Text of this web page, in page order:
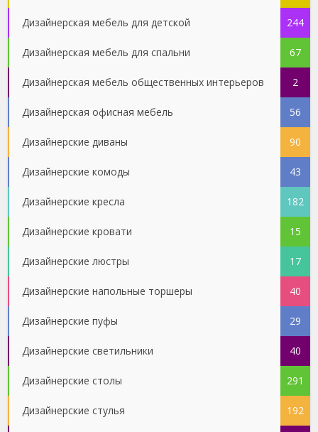
Дизайнерская мебель для детской 244
Дизайнерская мебель для спальни 67
Дизайнерская мебель общественных интерьеров 2
Дизайнерская офисная мебель 56
Дизайнерские диваны 90
Дизайнерские комоды 43
Дизайнерские кресла 182
Дизайнерские кровати 15
Дизайнерские люстры 17
Дизайнерские напольные торшеры 40
Дизайнерские пуфы 29
Дизайнерские светильники 40
Дизайнерские столы 291
Дизайнерские стулья 192